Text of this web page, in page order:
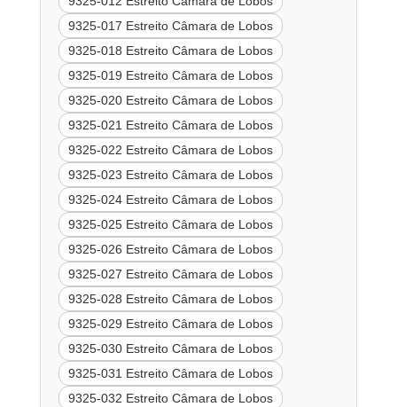
9325-017 Estreito Câmara de Lobos
9325-018 Estreito Câmara de Lobos
9325-019 Estreito Câmara de Lobos
9325-020 Estreito Câmara de Lobos
9325-021 Estreito Câmara de Lobos
9325-022 Estreito Câmara de Lobos
9325-023 Estreito Câmara de Lobos
9325-024 Estreito Câmara de Lobos
9325-025 Estreito Câmara de Lobos
9325-026 Estreito Câmara de Lobos
9325-027 Estreito Câmara de Lobos
9325-028 Estreito Câmara de Lobos
9325-029 Estreito Câmara de Lobos
9325-030 Estreito Câmara de Lobos
9325-031 Estreito Câmara de Lobos
9325-032 Estreito Câmara de Lobos